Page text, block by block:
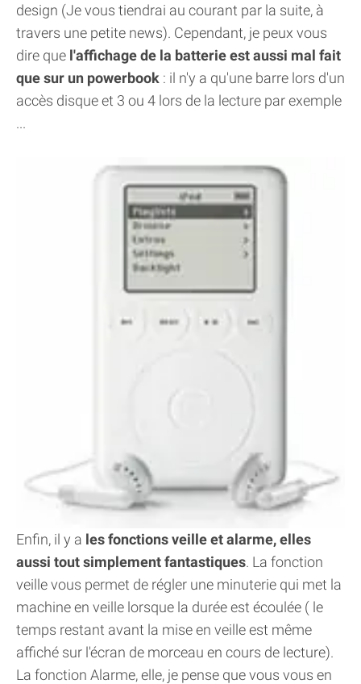
design (Je vous tiendrai au courant par la suite, à
travers une petite news). Cependant, je peux vous
dire que l'affichage de la batterie est aussi mal fait
que sur un powerbook : il n'y a qu'une barre lors d'un
accès disque et 3 ou 4 lors de la lecture par exemple
...
Enfin, il y a les fonctions veille et alarme, elles
aussi tout simplement fantastiques. La fonction
veille vous permet de régler une minuterie qui met la
machine en veille lorsque la durée est écoulée ( le
temps restant avant la mise en veille est même
affiché sur l'écran de morceau en cours de lecture).
La fonction Alarme, elle, je pense que vous vous en